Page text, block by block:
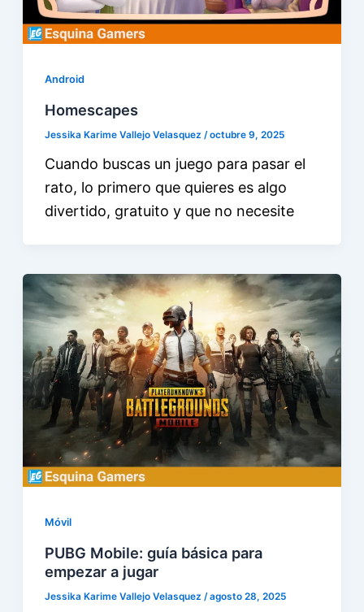
Android
Homescapes
Jessika Karime Vallejo Velasquez /octubre 9, 2025
Cuando buscas un juego para pasar el
rato, lo primero que quieres es algo
divertido, gratuito y que no necesite
Móvil
PUBG Mobile: guía básica para
empezar a jugar
Jessika Karime Vallejo Velasquez /agosto 28, 2025